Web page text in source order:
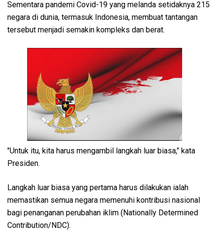
Sementara pandemi Covid-19 yang melanda setidaknya 215
negara di dunia, termasuk Indonesia, membuat tantangan
tersebut menjadi semakin kompleks dan berat.
"Untuk itu, kita harus mengambil langkah luar biasa," kata
Presiden.
Langkah luar biasa yang pertama harus dilakukan ialah
memastikan semua negara memenuhi kontribusi nasional
bagi penanganan perubahan iklim (Nationally Determined
Contribution/NDC).